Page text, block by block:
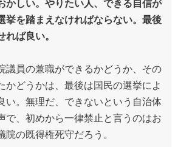
かしい。やりたい人、できる自信が
挙を踏まえなければならない。最後
れば良い。
議員の兼職ができるかどうか、その
かどうかは、最後は国民の選挙によ
い。無理だ、できないという自治体
で、初めから一律禁止と言うのはお
院の既得権死守だろう。